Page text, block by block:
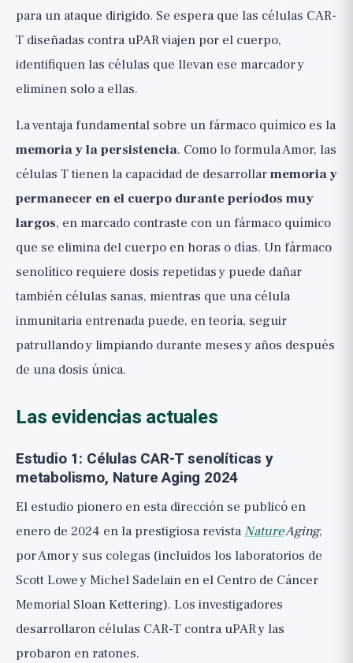
para un ataque dirigido. Se espera que las células CAR-
T diseñadas contra uPAR viajen por el cuerpo,
identifiquen las células que llevan ese marcador y
eliminen solo a ellas.
La ventaja fundamental sobre un fármaco químico es la
memoria y la persistencia. Como lo formula Amor, las
células T tienen la capacidad de desarrollarmemoria y
permanecer en el cuerpo durante períodos muy
largos, en marcado contraste con un fármaco químico
que se elimina del cuerpo en horas o días. Un fármaco
senolítico requiere dosis repetidas y puede dañar
también células sanas, mientras que una célula
inmunitaria entrenada puede, en teoría, seguir
patrullando y limpiando durante meses y años después
de una dosis única.
Las evidencias actuales
Estudio 1: Células CAR-T senolíticas y
metabolismo, Nature Aging 2024
El estudio pionero en esta dirección se publicó en
enero de 2024 en la prestigiosa revistaNatureAging,
por Amor y sus colegas (incluidos los laboratorios de
Scott Lowe y Michel Sadelain en el Centro de Cáncer
Memorial Sloan Kettering). Los investigadores
desarrollaron células CAR-T contra uPAR y las
probaron en ratones.